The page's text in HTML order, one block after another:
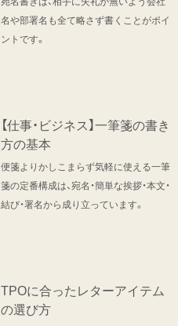
名や部署名も全て略さず書くことがポイ
ントです。
【仕事・ビジネス】一筆箋の書き
方の基本
便箋よりかしこまらず気軽に使える一筆
箋の定番構成は、宛名・簡単な挨拶・本文・
結び・署名から成り立っています。
TPOに合ったレターアイテム
の選び方